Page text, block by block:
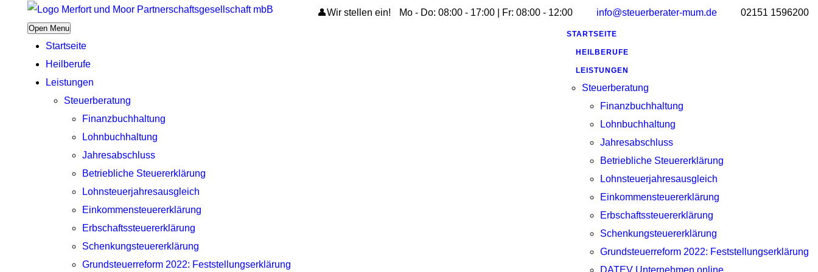
👤Wir stellen ein! Mo - Do: 08:00 - 17:00 | Fr: 08:00 - 12:00 info@steuerberater-mum.de 02151 1596200
Open Menu
Startseite
Heilberufe
Leistungen
Steuerberatung
Finanzbuchhaltung
Lohnbuchhaltung
Jahresabschluss
Betriebliche Steuererklärung
Lohnsteuerjahresausgleich
Einkommensteuererklärung
Erbschaftssteuererklärung
Schenkungsteuererklärung
Grundsteuerreform 2022: Feststellungserklärung
STARTSEITE
HEILBERUFE
LEISTUNGEN
Steuerberatung
Finanzbuchhaltung
Lohnbuchhaltung
Jahresabschluss
Betriebliche Steuererklärung
Lohnsteuerjahresausgleich
Einkommensteuererklärung
Erbschaftssteuererklärung
Schenkungsteuererklärung
Grundsteuerreform 2022: Feststellungserklärung
DATEV Unternehmen online